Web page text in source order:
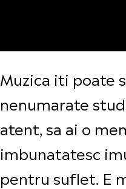
Muzica iti poate
nenumarate
atent, sa ai o
imbunatatesc
pentru suflet. E